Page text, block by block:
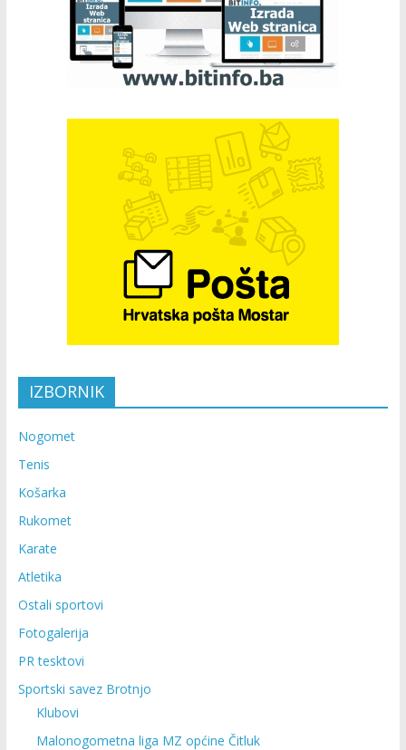
IZBORNIK
Nogomet
Tenis
Košarka
Rukomet
Karate
Atletika
Ostali sportovi
Fotogalerija
PR tesktovi
Sportski savez Brotnjo
Klubovi
Malonogometna liga MZ općine Čitluk